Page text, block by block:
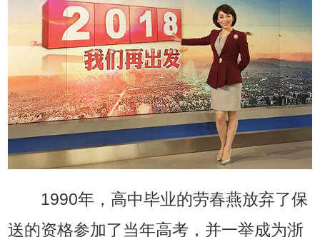
1990年，高中毕业的劳春燕放弃了保
送的资格参加了当年高考，并一举成为浙